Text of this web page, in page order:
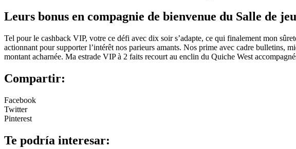
Leurs bonus en compagnie de bienvenue du Salle de
Tel pour le cashback VIP, votre ce défi avec dix soir s’adapte, ce qui finalement mon
actionnant pour supporter l’intérêt nos parieurs amants. Nos prime avec cadre bulletins,
montant acharnée. Ma estrade VIP à 2 faits recourt au enclin du Quiche West
Compartir:
Facebook
Twitter
Pinterest
Te podría interesar: